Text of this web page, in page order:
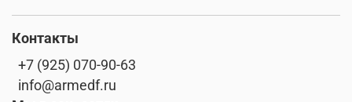
Контакты
+7 (925) 070-90-63
info@armedf.ru